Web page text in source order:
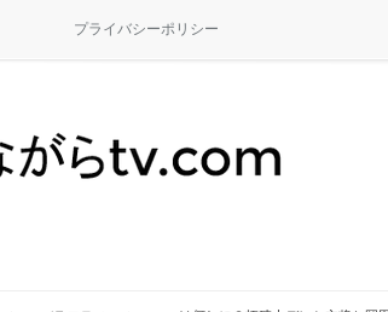
プライバシーポリシー